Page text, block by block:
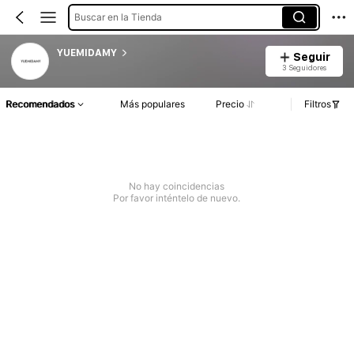
Buscar en la Tienda
YUEMIDAMY Seguir
3 Seguidores
Recomendados Más populares Precio Filtros
No hay coincidencias
Por favor inténtelo de nuevo.